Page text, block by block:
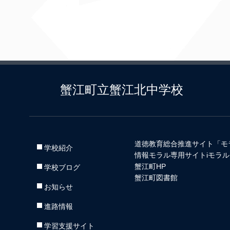
蟹江町立蟹江北中学校
学校紹介
学校ブログ
お知らせ
進路情報
学習支援サイト
道徳教育総合推進サイト「モ
情報モラル専用サイトiモラル
蟹江町HP
蟹江町図書館